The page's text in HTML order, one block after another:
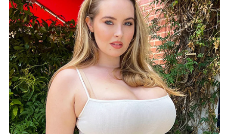
ไป” นายธรรมนัส กล่าว
นางสาวเบญจพร ชา
ครานนท์อธิบดีกรมพัฒนาที่ดิน เปิดเผยว่าภายในงานวัน
ดินโลก ระหว่างวันที่ 5 – 8 ธันวาคม 2562 ณ ศูนย์ศึกษา
วิธีการฟื้นฟูที่ดินเสื่อมโทรมเขาชะงุ้ม อันเนื่องมาจากพระ
ราชดำริ อ.โพธาราม จ.ราชบุรี มีกิจกรรมที่น่าสนใจ
มากมายอาทิ นิทรรศการพระราชกรณียกิจ
เฉลิมพระเกียรติพระบาทสมเด็จ พระบรมชนกาธิเบศร
มหาภูมิพลอดุลยเดชมหาราช บรมนาถบพิตร นิทรรศการ